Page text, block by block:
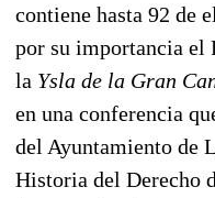
contiene hasta 92 de
por su importancia el
la Ysla de la Gran
en una conferencia
del Ayuntamiento de
Historia del Derecho